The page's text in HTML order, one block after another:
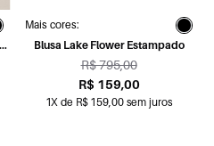
Mais cores:
Blusa Lake Flower Estampado
R$ 795,00
R$ 159,00
1X de R$ 159,00 sem juros